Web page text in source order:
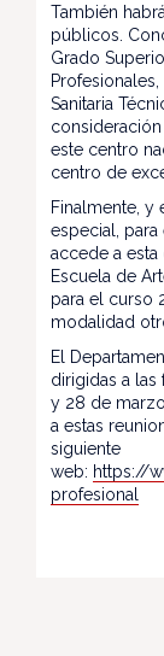
También
públicos.
Grado
Sanitaria
este centro
centro de
Finalmente, y
especial,
accede a esta
Escuela de
para el curso
modalidad
El
dirigidas a las
y 28 de
a estas
siguiente
web: https://
profesional